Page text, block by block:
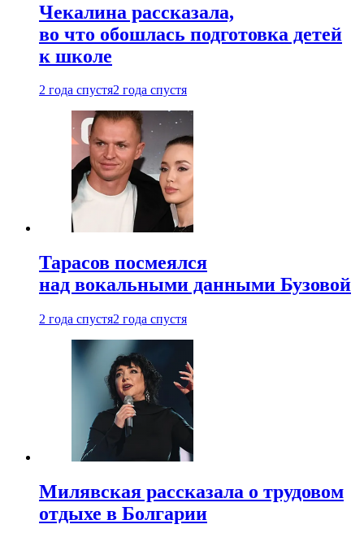
Чекалина рассказала,
во что обошлась подготовка детей
к школе
2 года спустя2 года спустя
Тарасов посмеялся
над вокальными данными Бузовой
2 года спустя2 года спустя
Милявская рассказала о трудовом
отдыхе в Болгарии